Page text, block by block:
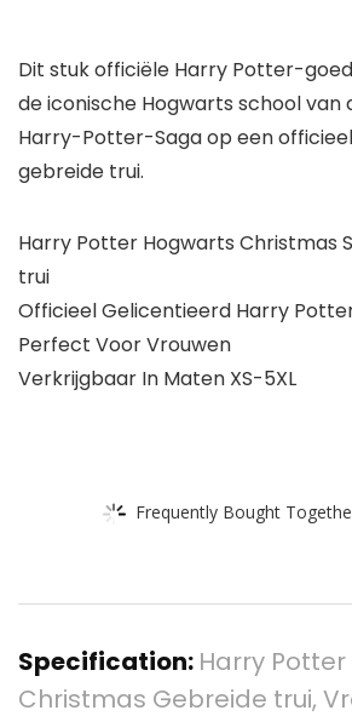
Dit stuk officiële Harry Potter-
de iconische Hogwarts school van
Harry-Potter-Saga op een
gebreide trui.
Harry Potter Hogwarts Christmas
trui
Officieel Gelicentieerd Harry
Perfect Voor Vrouwen
Verkrijgbaar In Maten XS-5XL
Frequently Bought
Specification: Harry
Christmas Gebreide trui,